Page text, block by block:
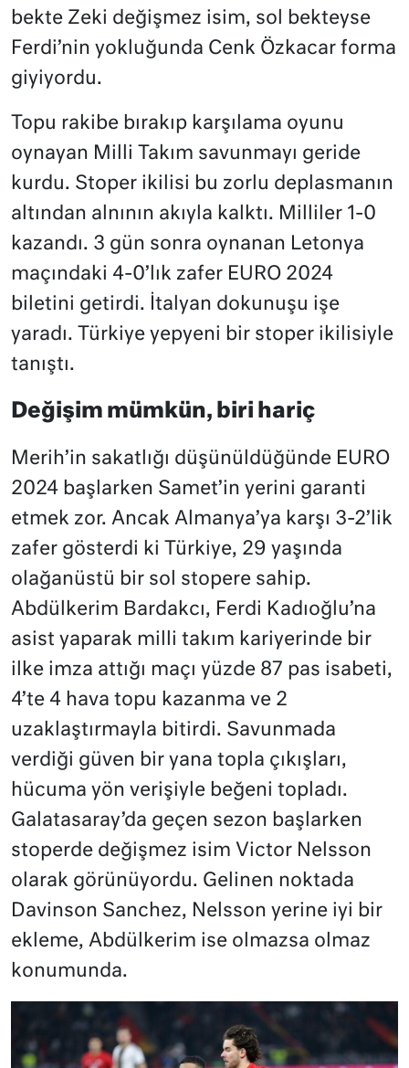
bekte Zeki değişmez isim, sol bekteyse
Ferdi’nin yokluğunda Cenk Özkacar forma
giyiyordu.
Topu rakibe bırakıp karşılama oyunu
oynayan Milli Takım savunmayı geride
kurdu. Stoper ikilisi bu zorlu deplasmanın
altından alnının akıyla kalktı. Milliler 1-0
kazandı. 3 gün sonra oynanan Letonya
maçındaki 4-0’lık zafer EURO 2024
biletini getirdi. İtalyan dokunuşu işe
yaradı. Türkiye yepyeni bir stoper ikilisiyle
tanıştı.
Değişim mümkün, biri hariç
Merih’in sakatlığı düşünüldüğünde EURO
2024 başlarken Samet’in yerini garanti
etmek zor. Ancak Almanya’ya karşı 3-2’lik
zafer gösterdi ki Türkiye, 29 yaşında
olağanüstü bir sol stopere sahip.
Abdülkerim Bardakcı, Ferdi Kadıoğlu’na
asist yaparak milli takım kariyerinde bir
ilke imza attığı maçı yüzde 87 pas isabeti,
4’te 4 hava topu kazanma ve 2
uzaklaştırmayla bitirdi. Savunmada
verdiği güven bir yana topla çıkışları,
hücuma yön verişiyle beğeni topladı.
Galatasaray’da geçen sezon başlarken
stoperde değişmez isim Victor Nelsson
olarak görünüyordu. Gelinen noktada
Davinson Sanchez, Nelsson yerine iyi bir
ekleme, Abdülkerim ise olmazsa olmaz
konumunda.